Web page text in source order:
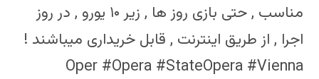
مناسب , حتی بازی روز ها , زیر ۱۰ یورو , در روز
اجرا , از طریق اینترنت , قابل خریداری میباشند !
Oper #Opera #StateOpera #Vienna